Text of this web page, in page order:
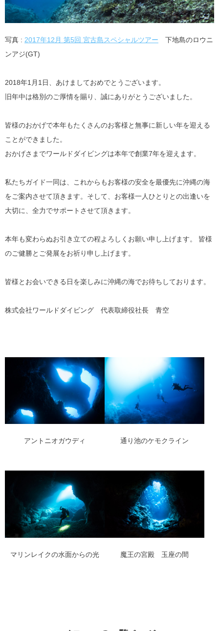
写真 : 2017年12月 第5回 宮古島スペシャルツアー 下地島のロウニ
ンアジ(GT)
2018年1月1日、あけましておめでとうございます。
旧年中は格別のご厚情を賜り、誠にありがとうございました。
皆様のおかげで本年もたくさんのお客様と無事に新しい年を迎える
ことができました。
おかげさまでワールドダイビングは本年で創業7年を迎えます。
私たちガイド一同は、これからもお客様の安全を最優先に沖縄の海
をご案内させて頂きます。そして、お客様一人ひとりとの出逢いを
大切に、全力でサポートさせて頂きます。
本年も変わらぬお引き立ての程よろしくお願い申し上げます。 皆様
のご健勝とご発展をお祈り申し上げます。
皆様とお会いできる日を楽しみに沖縄の海でお待ちしております。
株式会社ワールドダイビング 代表取締役社長 青空
アントニオガウディ 通り池のケモクライン
マリンレイクの水面からの光 魔王の宮殿 玉座の間